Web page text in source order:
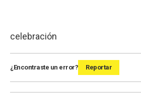
celebración
¿Encontraste un error? Reportar